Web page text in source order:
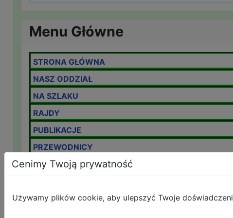
Menu Główne
STRONA GŁÓWNA
NASZ ODDZIAŁ
NA SZLAKU
RAJDY
PUBLIKACJE
PRZEWODNICY
IMPREZY ODDZIAŁOWE
OMTTK
Cenimy Twoją prywatność
Używamy plików cookie, aby ulepszyć Twoje